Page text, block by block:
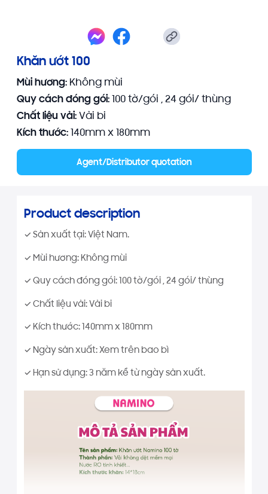
Khăn ướt 100
Mùi hương:Không mùi
Quy cách đóng gói:100 tờ/gói , 24 gói/ thùng
Chất liệu vải:Vải bi
Kích thước:140mm x 180mm
Agent/Distributor quotation
Product description
✓ Sản xuất tại: Việt Nam.
✓ Mùi hương: Không mùi
✓ Quy cách đóng gói: 100 tờ/gói , 24 gói/ thùng
✓ Chất liệu vải: Vải bi
✓ Kích thước: 140mm x 180mm
✓ Ngày sản xuất: Xem trên bao bì
✓ Hạn sử dụng: 3 năm kể từ ngày sản xuất.